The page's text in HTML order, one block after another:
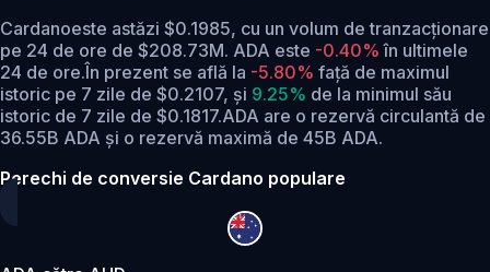
Cardanoeste astăzi $0.1985, cu un volum de tranzacționare
pe 24 de ore de $208.73M. ADA este -0.40%în ultimele
24 de ore.În prezent se află la -5.80% față de maximul
istoric pe 7 zile de $0.2107, și 9.25% de la minimul său
istoric de 7 zile de $0.1817.ADA are o rezervă circulantă de
36.55B ADA și o rezervă maximă de 45B ADA.
Perechi de conversie Cardano populare